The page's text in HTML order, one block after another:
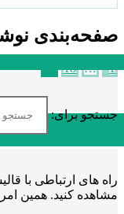
صفحه‌بندی
1
…
18
جستجو برای:
راه های ارتباطی با
مشاهده کنید. همین